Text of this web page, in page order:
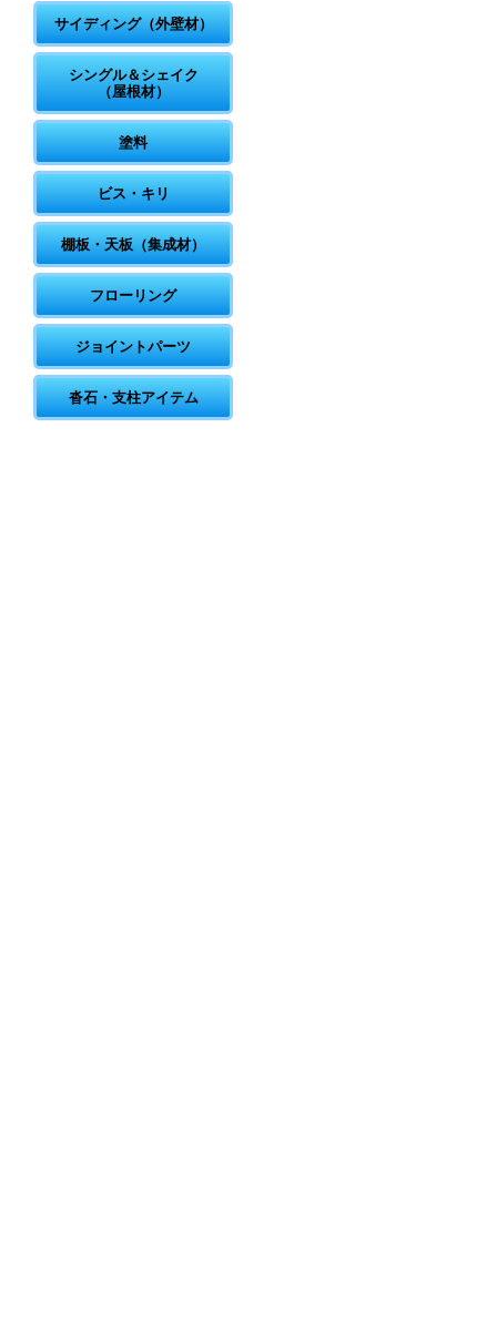
サイディング（外壁材）
シングル＆シェイク
（屋根材）
塗料
ビス・キリ
棚板・天板（集成材）
フローリング
ジョイントパーツ
沓石・支柱アイテム